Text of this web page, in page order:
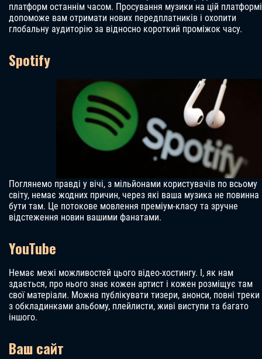
платформ останнім часом. Просування музики на цій платформі
допоможе вам отримати нових передплатників і охопити
глобальну аудиторію за відносно короткий проміжок часу.
Spotify
Поглянемо правді у вічі, з мільйонами користувачів по всьому
світу, немає жодних причин, через які ваша музика не повинна
бути там. Це потокове мовлення преміум-класу та зручне
відстеження новин вашими фанатами.
YouTube
Немає межі можливостей цього відео-хостингу. І, як нам
здається, про нього знає кожен артист і кожен розміщує там
свої матеріали. Можна публікувати тизери, анонси, повні треки
з обкладинками альбому, плейлисти, живі виступи та багато
іншого.
Ваш сайт